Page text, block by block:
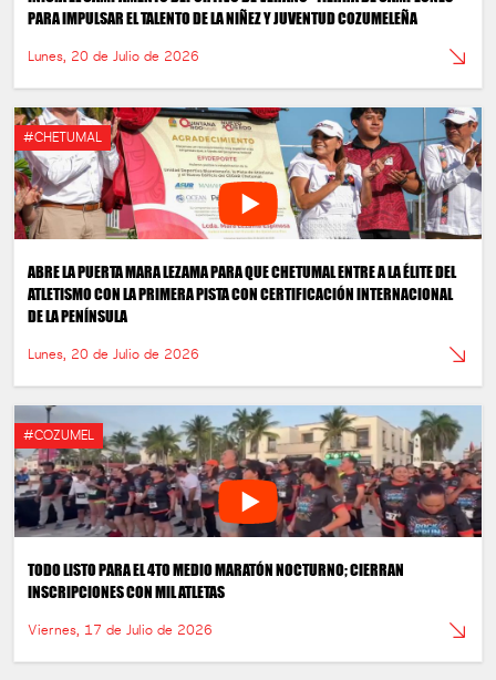
PARA IMPULSAR EL TALENTO DE LA NIÑEZ Y JUVENTUD COZUMELEÑA
Lunes, 20 de Julio de 2026
#CHETUMAL
ABRE LA PUERTA MARA LEZAMA PARA QUE CHETUMAL ENTRE A LA ÉLITE DEL
ATLETISMO CON LA PRIMERA PISTA CON CERTIFICACIÓN INTERNACIONAL
DE LA PENÍNSULA
Lunes, 20 de Julio de 2026
#COZUMEL
TODO LISTO PARA EL 4TO MEDIO MARATÓN NOCTURNO; CIERRAN
INSCRIPCIONES CON MIL ATLETAS
Viernes, 17 de Julio de 2026